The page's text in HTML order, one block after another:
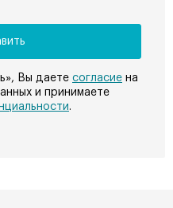
Вы даете согласие на
и принимаете
.